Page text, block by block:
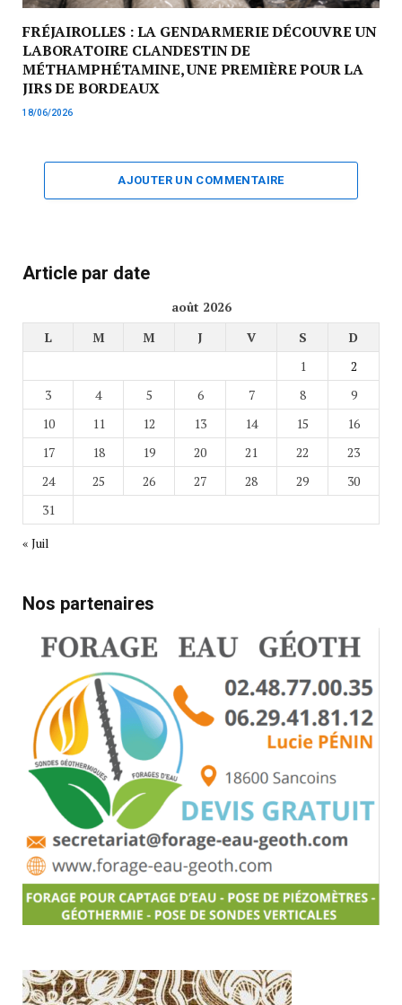
FRÉJAIROLLES : LA GENDARMERIE DÉCOUVRE UN
LABORATOIRE CLANDESTIN DE
MÉTHAMPHÉTAMINE, UNE PREMIÈRE POUR LA
JIRS DE BORDEAUX
18/06/2026
AJOUTER UN COMMENTAIRE
Article par date
août 2026
L
M M J V S
D
1
2
3
4 5 6 7 8
9
10
11 12 13 14 15
16
17
18 19 20 21 22
23
24
25 26 27 28 29
30
31
« Juil
Nos partenaires